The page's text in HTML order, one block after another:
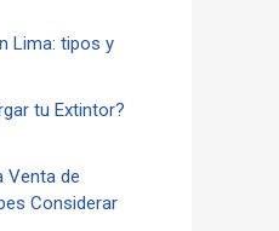
Lima: tipos y
tu Extintor?
Venta de
Considerar